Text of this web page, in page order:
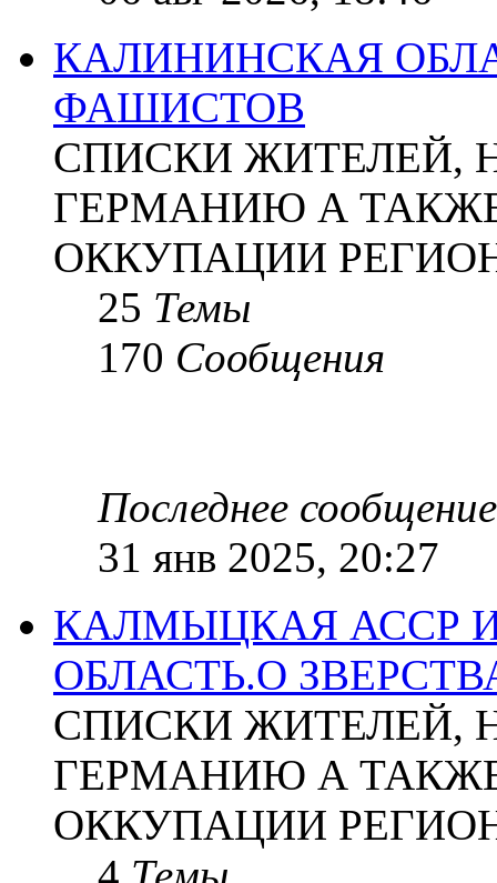
КАЛИНИНСКАЯ
ФАШИСТОВ
СПИСКИ ЖИТЕЛЕЙ,
ГЕРМАНИЮ А
ОККУПАЦИИ
25 Темы
170 Сообщения
Последнее сообщение
31 янв 2025, 20:27
КАЛМЫЦКАЯ АССР
ОБЛАСТЬ.О
СПИСКИ ЖИТЕЛЕЙ,
ГЕРМАНИЮ А
ОККУПАЦИИ